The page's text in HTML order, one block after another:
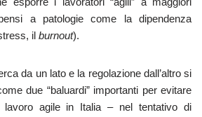
a patologie come la dipendenza
il burnout).
da un lato e la regolazione dall’altro si
due “baluardi” importanti per evitare
agile in Italia – nel tentativo di